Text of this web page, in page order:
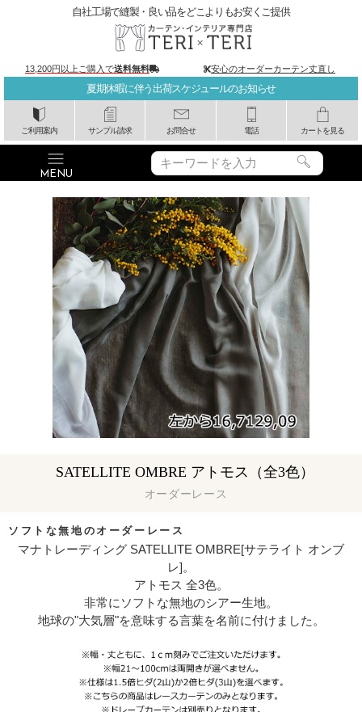
夏期休暇に伴う出荷スケジュールのお知らせ
ご利用案内 サンプル請求 お問合せ 電話 カートを見る
自社工場で縫製・良い品をどこよりもお安くご提供
13,200円以上ご購入で送料無料 安心のオーダーカーテン丈直し
ソフトな無地のオーダーレース
オーダーレース
SATELLITE OMBRE アトモス（全3色）
マナトレーディング SATELLITE OMBRE[サテライト オンブ
レ]。
アトモス 全3色。
非常にソフトな無地のシアー生地。
地球の"大気層"を意味する言葉を名前に付けました。